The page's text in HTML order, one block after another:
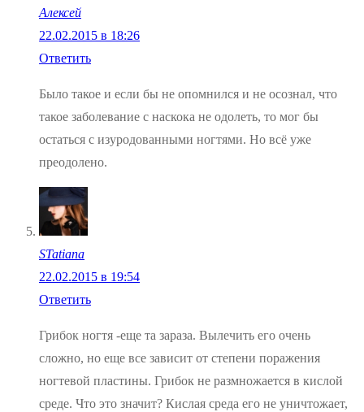
Алексей
22.02.2015 в 18:26
Ответить
Было такое и если бы не опомнился и не осознал, что
такое заболевание с наскока не одолеть, то мог бы
остаться с изуродованными ногтями. Но всё уже
преодолено.
STatiana
22.02.2015 в 19:54
Ответить
Грибок ногтя -еще та зараза. Вылечить его очень
сложно, но еще все зависит от степени поражения
ногтевой пластины. Грибок не размножается в кислой
среде. Что это значит? Кислая среда его не уничтожает,